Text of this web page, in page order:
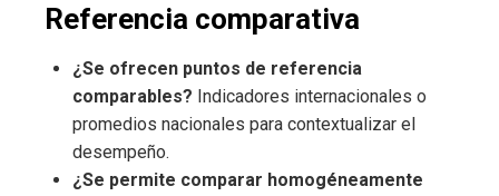
Referencia comparativa
¿Se ofrecen puntos de referencia
comparables? Indicadores internacionales o
promedios nacionales para contextualizar el
desempeño.
¿Se permite comparar homogéneamente